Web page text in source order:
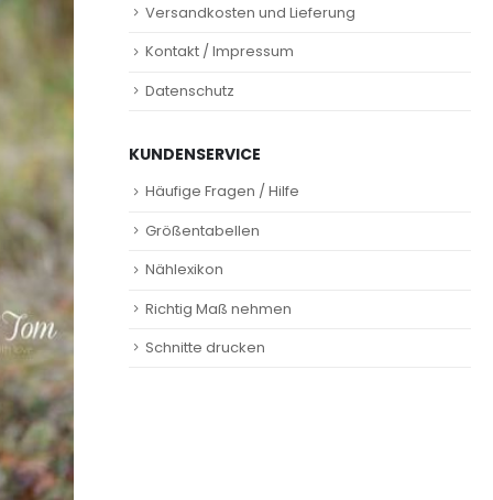
Versandkosten und Lieferung
Kontakt / Impressum
Datenschutz
KUNDENSERVICE
Häufige Fragen / Hilfe
Größentabellen
Nählexikon
Richtig Maß nehmen
Schnitte drucken